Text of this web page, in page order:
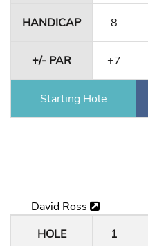
HANDICAP 8
+/- PAR +7
Starting Hole
David Ross
HOLE
1